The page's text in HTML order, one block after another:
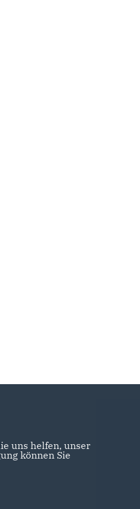
uns helfen, unser
können Sie